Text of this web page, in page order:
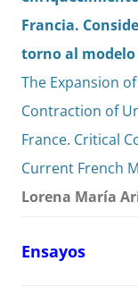
Francia.
torno al
The Expansion
Contraction of
France. Critical
Current French
Lorena María
Ensayos